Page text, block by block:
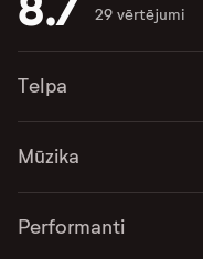
29 vērtējumi
Telpa
Mūzika
Performanti